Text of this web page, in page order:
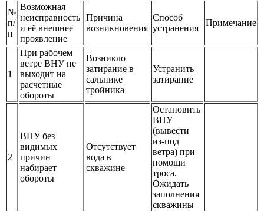
№
п/
п
Возможная
неисправность
и её внешнее
проявление
Причина
возникновения
Способ
устранения
Примечание
1
При рабочем
ветре ВНУне
выходит на
расчетные
обороты
Возникло
затирание в
сальнике
тройника
Устранить
затирание
2
ВНУбез
видимых
причин
набирает
обороты
Отсутствует
вода в
скважине
Остановить
ВНУ
(вывести
из-под
ветра) при
помощи
троса.
Ожидать
заполнения
скважины